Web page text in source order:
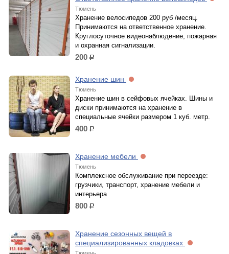
Тюмень
Хранение велосипедов 200 руб /месяц.
Принимаются на ответственное хранение.
Круглосуточное видеонаблюдение, пожарная
и охранная сигнализации.
200 р.
Хранение шин
Тюмень
Хранение шин в сейфовых ячейках. Шины и
диски принимаются на хранение в
специальные ячейки размером 1 куб. метр.
400 р.
Хранение мебели
Тюмень
Комплексное обслуживание при переезде:
грузчики, транспорт, хранение мебели и
интерьера
800 р.
Хранение сезонных вещей в
специализированных кладовках